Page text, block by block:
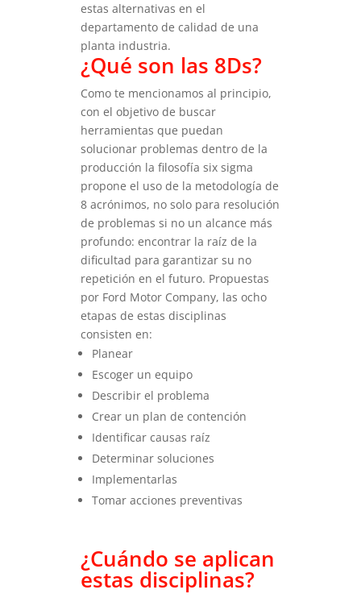
estas alternativas en el
departamento de calidad de una
planta industria.
¿Qué son las 8Ds?
Como te mencionamos al principio,
con el objetivo de buscar
herramientas que puedan
solucionar problemas dentro de la
producción la filosofía six sigma
propone el uso de la metodología de
8 acrónimos, no solo para resolución
de problemas si no un alcance más
profundo: encontrar la raíz de la
dificultad para garantizar su no
repetición en el futuro. Propuestas
por Ford Motor Company, las ocho
etapas de estas disciplinas
consisten en:
Planear
Escoger un equipo
Describir el problema
Crear un plan de contención
Identificar causas raíz
Determinar soluciones
Implementarlas
Tomar acciones preventivas
¿Cuándo se aplican
estas disciplinas?